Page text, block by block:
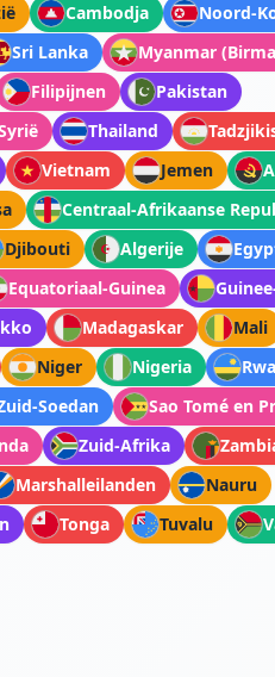
Cambodja
Noord-
Sri Lanka
Myanmar
Filipijnen
Pakistan
Thailand
Vietnam Jemen
Centraal-Afrikaanse
Djibouti Algerije
Equatoriaal-Guinea
Madagaskar
Mali
Niger Nigeria
Soedan
Sao Tomé en
Zuid-Afrika
Marshalleilanden
Nauru
Tonga Tuvalu